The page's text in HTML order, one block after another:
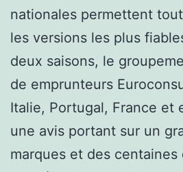
nationales permettent
les versions les plus
deux saisons, le
de emprunteurs
Italie, Portugal, France et
une avis portant sur un
marques et des centaines